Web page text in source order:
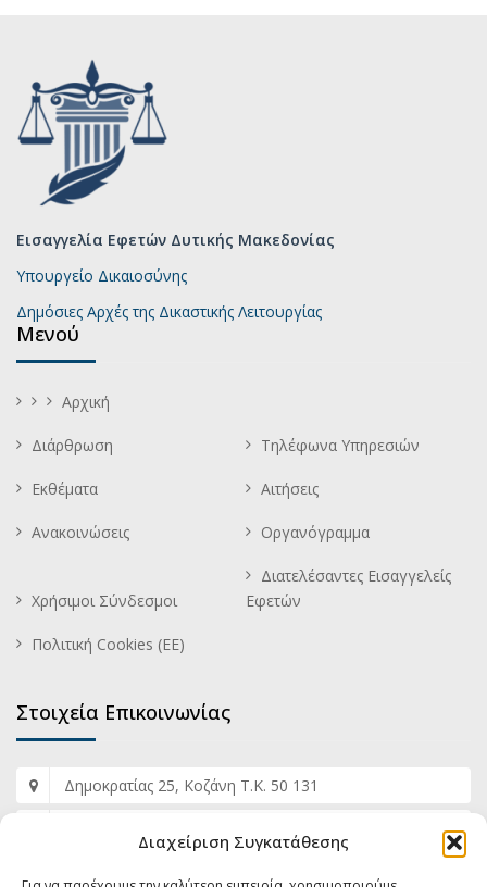
Διαχείριση Συγκατάθεσης
Εισαγγελία Εφετών Δυτικής Μακεδονίας
Υπουργείο Δικαιοσύνης
Δημόσιες Αρχές της Δικαστικής Λειτουργίας
Μενού
Αρχική
Διάρθρωση Τηλέφωνα Υπηρεσιών
Εκθέματα Αιτήσεις
Ανακοινώσεις Οργανόγραμμα
Χρήσιμοι Σύνδεσμοι
Διατελέσαντες Εισαγγελείς
Εφετών
Πολιτική Cookies (ΕΕ)
Στοιχεία Επικοινωνίας
Δημοκρατίας 25, Κοζάνη Τ.Κ. 50 131